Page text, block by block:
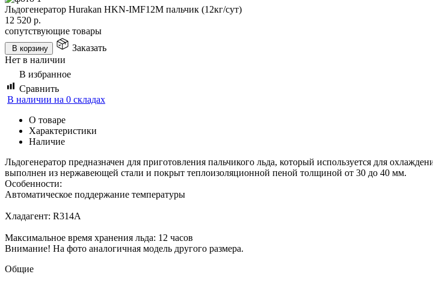
Льдогенератор Hurakan HKN-IMF12M пальчик (12кг/сут)
12 520 р.
сопутствующие товары
В корзину
Заказать
Нет в наличии
В избранное
Сравнить
В наличии на 0 складах
О товаре
Характеристики
Наличие
Льдогенератор предназначен для приготовления пальчикого льда, который используется для
выполнен из нержавеющей стали и покрыт теплоизоляционной пеной толщиной от 30 до 40 мм.
Особенности:
Автоматическое поддержание температуры
Хладагент: R314A
Максимальное время хранения льда: 12 часов
Внимание! На фото аналогичная модель другого размера.
Общие